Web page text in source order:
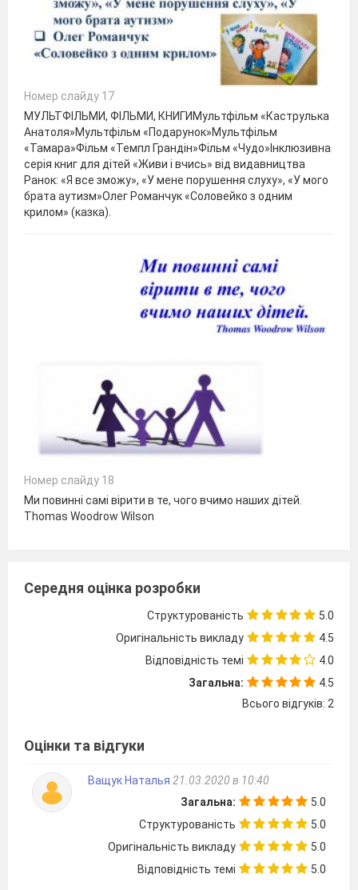
Номер слайду 17
МУЛЬТФІЛЬМИ, ФІЛЬМИ, КНИГИМультфільм «Каструлька
Анатоля»Мультфільм «Подарунок»Мультфільм
«Тамара»Фільм «Темпл Грандін»Фільм «Чудо»Інклюзивна
серія книг для дітей «Живи і вчись» від видавництва
Ранок: «Я все зможу», «У мене порушення слуху», «У мого
брата аутизм»Олег Романчук «Соловейко з одним
крилом» (казка).
Номер слайду 18
Ми повинні самі вірити в те, чого вчимо наших дітей.
Thomas Woodrow Wilson
Середня оцінка розробки
Структурованість
5.0
Оригінальність викладу
4.5
Відповідність темі
4.0
Загальна:
4.5
Всього відгуків: 2
Оцінки та відгуки
Ващук Наталья 21.03.2020 в 10:40
Загальна:
5.0
Структурованість
5.0
Оригінальність викладу
5.0
Відповідність темі
5.0